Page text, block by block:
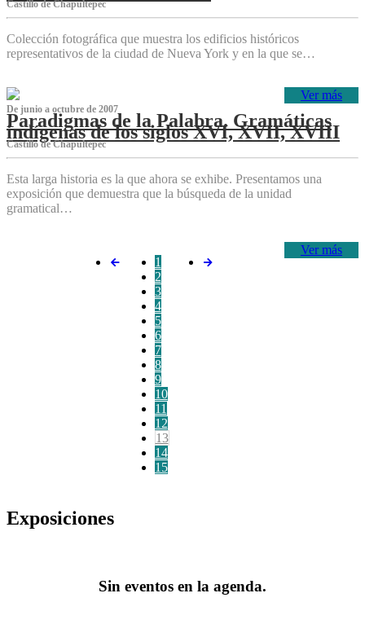
Castillo de Chapultepec
Colección fotográfica que muestra los edificios históricos
representativos de la ciudad de Nueva York y en la que se…
Ver más
De junio a octubre de 2007
Paradigmas de la Palabra. Gramáticas
indígenas de los siglos XVI, XVII, XVIII
Castillo de Chapultepec
Esta larga historia es la que ahora se exhibe. Presentamos una
exposición que demuestra que la búsqueda de la unidad
gramatical…
Ver más
1
2
3
4
5
6
7
8
9
10
11
12
13
14
15
Exposiciones
Sin eventos en la agenda.